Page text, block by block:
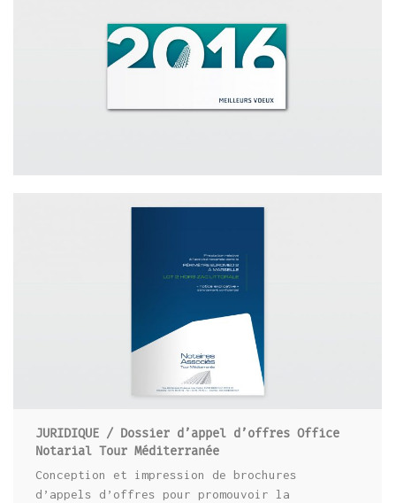
JURIDIQUE / CARTES DE VŒUX 2016
JURIDIQUE / DOSSIER D’APPEL
MÉDITERRANÉE
JURIDIQUE / Dossier d’appel d’offres Office
Notarial Tour Méditerranée
Conception et impression de brochures
d’appels d’offres pour promouvoir la